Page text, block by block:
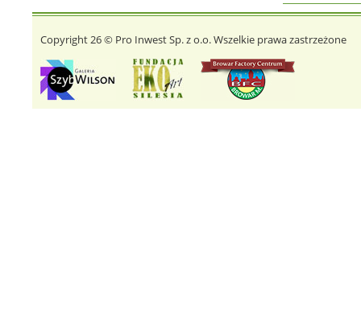
Copyright 26 © Pro Inwest Sp. z o.o. Wszelkie prawa zastrzeżone